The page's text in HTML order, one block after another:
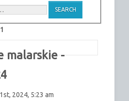
1
malarskie -
2024, 5:23 am